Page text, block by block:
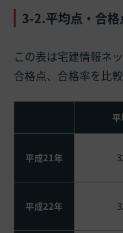
3-2.平均点・合
この表は宅建情報ネ
合格点、合格率を比較
平
平成21年
平成22年